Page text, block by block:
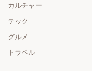
カルチャー
テック
グルメ
トラベル